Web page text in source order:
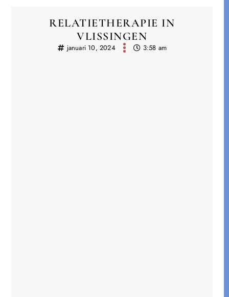
RELATIETHERAPIE IN
VLISSINGEN
januari 10, 2024 3:58 am